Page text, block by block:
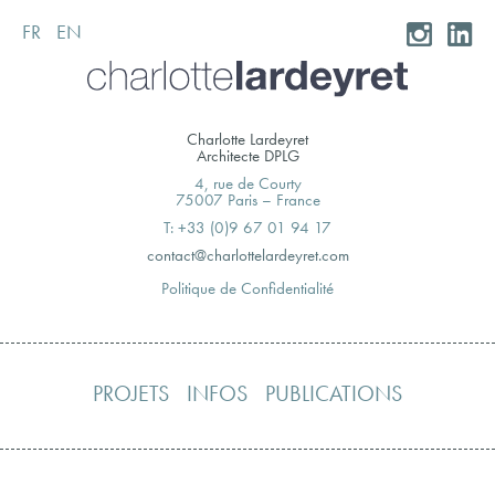
Skip
to
FR EN
Charlotte Lardeyret
Architecte DPLG
4, rue de Courty
75007 Paris – France
T: +33 (0)9 67 01 94 17
moc.teryedralettolrahc@tcatnoc
Politique de Confidentialité
PROJETS INFOS PUBLICATIONS